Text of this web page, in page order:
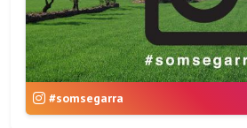
#somsegarra